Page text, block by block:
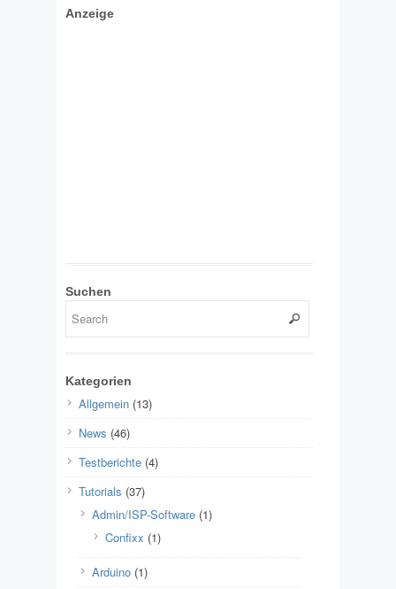
Anzeige
Suchen
Kategorien
Allgemein (13)
News (46)
Testberichte (4)
Tutorials (37)
Admin/ISP-Software (1)
Confixx (1)
Arduino (1)